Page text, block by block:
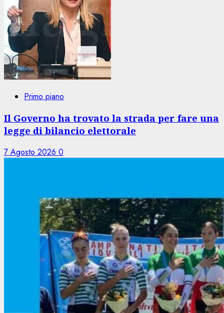
Primo piano
Il Governo ha trovato la strada per fare una
legge di bilancio elettorale
7 Agosto 2026 0